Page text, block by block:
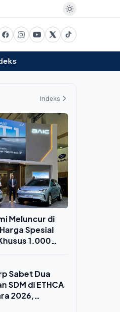
Indeks
Meluncur di
Spesial
1.000
Sabet Dua
SDM di ETHCA
2026,